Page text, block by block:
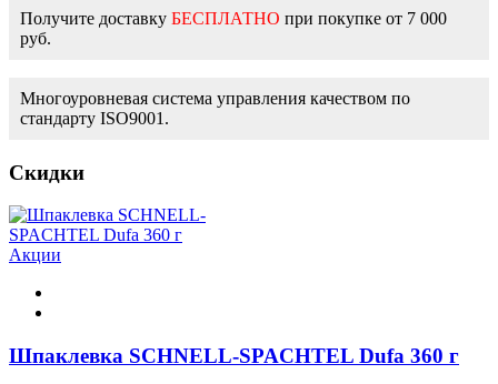
Получите доставку БЕСПЛАТНО при покупке от 7 000
руб.
Многоуровневая система управления качеством по
стандарту ISO9001.
Скидки
Акции
Шпаклевка SCHNELL-SPACHTEL Dufa 360 г